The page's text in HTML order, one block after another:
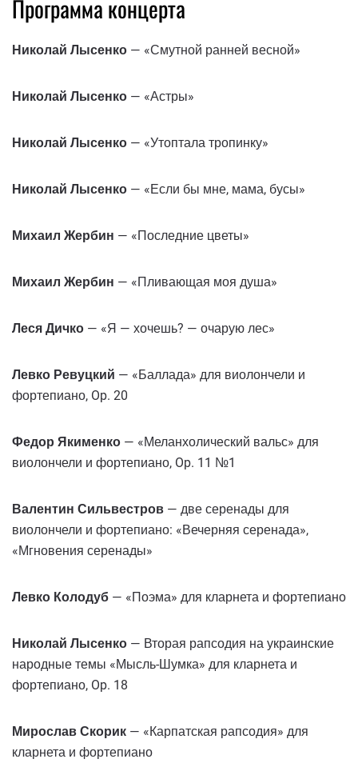
Программа концерта
Николай Лысенко — «Смутной ранней весной»
Николай Лысенко — «Астры»
Николай Лысенко — «Утоптала тропинку»
Николай Лысенко — «Если бы мне, мама, бусы»
Михаил Жербин — «Последние цветы»
Михаил Жербин — «Пливающая моя душа»
Леся Дичко — «Я — хочешь? — очарую лес»
Левко Ревуцкий — «Баллада» для виолончели и
фортепиано, Op. 20
Федор Якименко — «Меланхолический вальс» для
виолончели и фортепиано, Op. 11 №1
Валентин Сильвестров — две серенады для
виолончели и фортепиано: «Вечерняя серенада»,
«Мгновения серенады»
Левко Колодуб — «Поэма» для кларнета и фортепиано
Николай Лысенко — Вторая рапсодия на украинские
народные темы «Мысль-Шумка» для кларнета и
фортепиано, Op. 18
Мирослав Скорик — «Карпатская рапсодия» для
кларнета и фортепиано